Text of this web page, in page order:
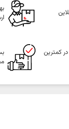
کمترین